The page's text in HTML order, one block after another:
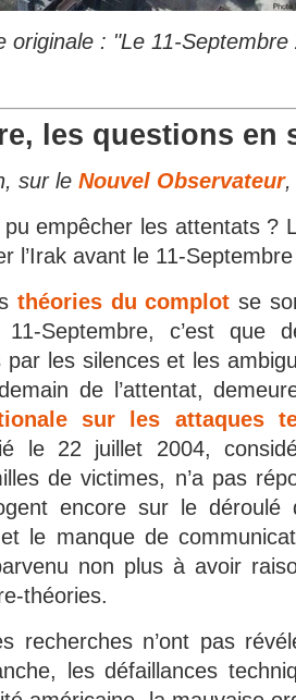
originale : "Le 11-Septembre
les questions en
sur le Nouvel Observateur,
empêcher les attentats ?
l’Irak avant le 11-
théories du complot se
Septembre, c’est que
par les silences et les
de l’attentat,
sur les attaques
le 22 juillet 2004,
de victimes, n’a pas
encore sur le
le manque de
non plus à avoir
théories.
recherches n’ont pas
les défaillances